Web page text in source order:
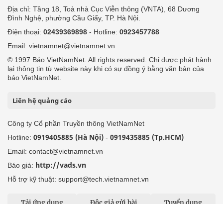
Địa chỉ: Tầng 18, Toà nhà Cục Viễn thông (VNTA), 68 Dương
Đình Nghệ, phường Cầu Giấy, TP. Hà Nội.
Điện thoại: 02439369898 - Hotline: 0923457788
Email: vietnamnet@vietnamnet.vn
© 1997 Báo VietNamNet. All rights reserved. Chỉ được phát hành
lại thông tin từ website này khi có sự đồng ý bằng văn bản của
báo VietNamNet.
Liên hệ quảng cáo
Công ty Cổ phần Truyền thông VietNamNet
Hotline: 0919405885 (Hà Nội) - 0919435885 (Tp.HCM)
Email: contact@vietnamnet.vn
Báo giá: http://vads.vn
Hỗ trợ kỹ thuật: support@tech.vietnamnet.vn